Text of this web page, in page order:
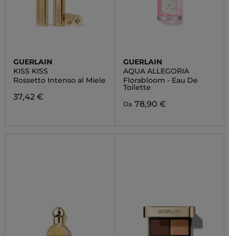
GUERLAIN
KISS KISS
Rossetto Intenso al Miele
37,42 €
GUERLAIN
AQUA ALLEGORIA
Florabloom - Eau De
Toilette
Da 78,90 €